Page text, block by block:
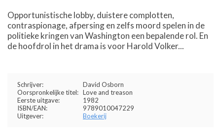
Opportunistische lobby, duistere complotten,
contraspionage, afpersing en zelfs moord spelen in de
politieke kringen van Washington een bepalende rol. En
de hoofdrol in het drama is voor Harold Volker...
Schrijver:
David Osborn
Oorspronkelijke titel: Love and treason
Eerste uitgave:
1982
ISBN/EAN:
9789010047229
Uitgever:
Boekerij